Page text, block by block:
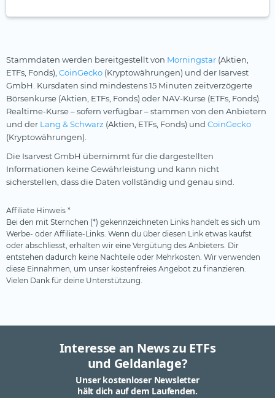
Stammdaten werden bereitgestellt von Morningstar (Aktien,
ETFs, Fonds), CoinGecko (Kryptowährungen) und der Isarvest
GmbH. Kursdaten sind mindestens 15 Minuten zeitverzögerte
Börsenkurse (Aktien, ETFs, Fonds) oder NAV-Kurse (ETFs, Fonds).
Realtime-Kurse – sofern verfügbar – stammen von den Anbietern
und der Lang & Schwarz (Aktien, ETFs, Fonds) und CoinGecko
(Kryptowährungen).
Die Isarvest GmbH übernimmt für die dargestellten
Informationen keine Gewährleistung und kann nicht
sicherstellen, dass die Daten vollständig und genau sind.
Affiliate Hinweis *
Bei den mit Sternchen (*) gekennzeichneten Links handelt es sich um
Werbe- oder Affiliate-Links. Wenn du über diesen Link etwas kaufst
oder abschliesst, erhalten wir eine Vergütung des Anbieters. Dir
entstehen dadurch keine Nachteile oder Mehrkosten. Wir verwenden
diese Einnahmen, um unser kostenfreies Angebot zu finanzieren.
Vielen Dank für deine Unterstützung.
Interesse an News zu ETFs
und Geldanlage?
Unser kostenloser Newsletter
hält dich auf dem Laufenden.